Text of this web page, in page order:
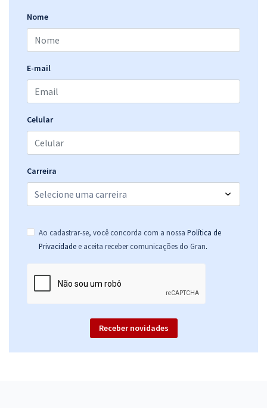
Nome
E-mail
Celular
Carreira
Ao cadastrar-se, você concorda com a nossa Política de
Privacidade e aceita receber comunicações do Gran.
Receber novidades